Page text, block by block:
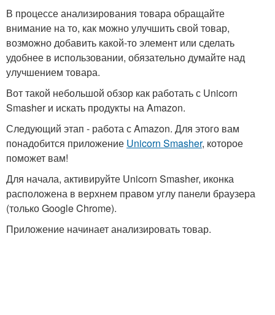
В процессе анализирования товара обращайте
внимание на то, как можно улучшить свой товар,
возможно добавить какой-то элемент или сделать
удобнее в использовании, обязательно думайте над
улучшением товара.
Вот такой небольшой обзор как работать с Unicorn
Smasher и искать продукты на Amazon.
Следующий этап - работа с Amazon. Для этого вам
понадобится приложение Unicorn Smasher, которое
поможет вам!
Для начала, активируйте Unicorn Smasher, иконка
расположена в верхнем правом углу панели браузера
(только Google Chrome).
Приложение начинает анализировать товар.